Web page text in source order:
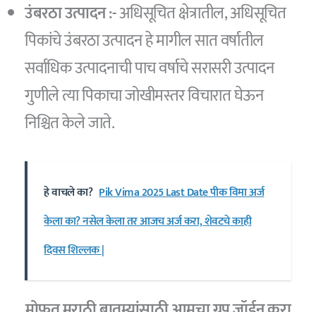
उंबरठा उत्पादन :-अधिसूचित क्षेत्रातील, अधिसूचित
पिकांचे उंबरठा उत्पादन हे मागील सात वर्षातील
सर्वाधिक उत्पादनाची पाच वर्षाचे सरासरी उत्पादन
गुणीले त्या पिकाचा जोखीमस्तर विचारात घेऊन
निश्चित केले जाते.
हे वाचले का? Pik Vima 2025 Last Date पीक विमा अर्ज
केला का? नसेल केला तर आजच अर्ज करा, शेवटचे काही
दिवस शिल्लक |